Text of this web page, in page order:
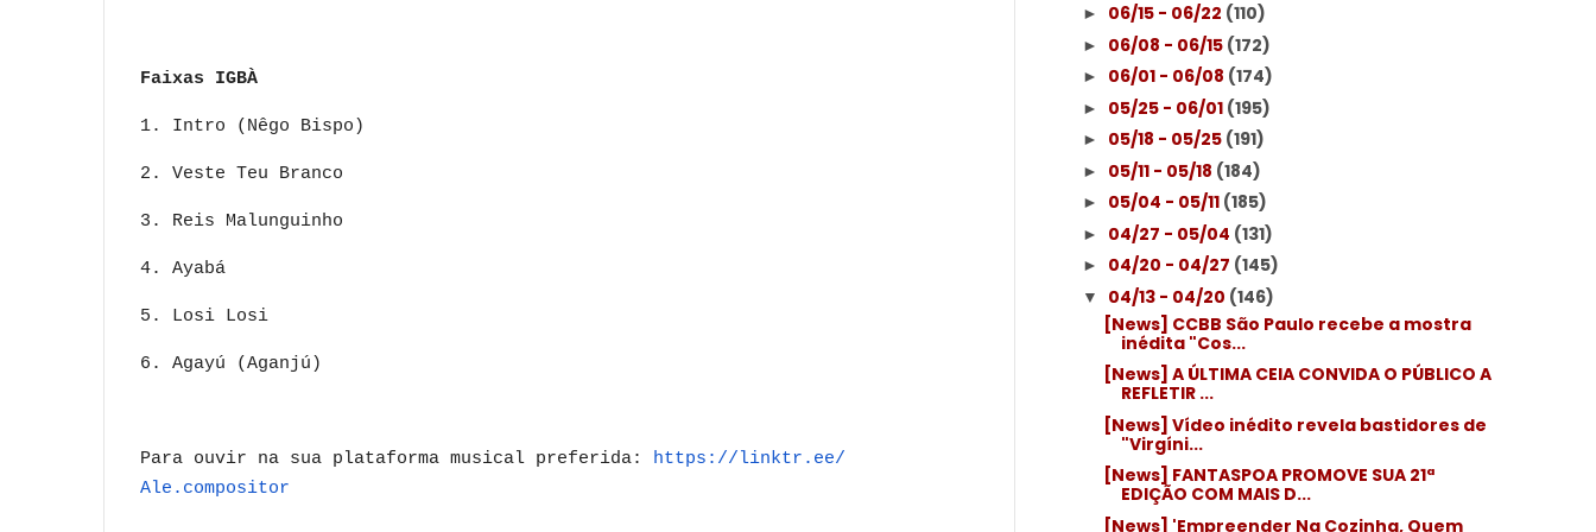
Faixas IGBÀ
1. Intro (Nêgo Bispo)
2. Veste Teu Branco
3. Reis Malunguinho
4. Ayabá
5. Losi Losi
6. Agayú (Aganjú)
Para ouvir na sua plataforma musical preferida: https://linktr.ee/
Ale.compositor
► 06/15 - 06/22 (110)
► 06/08 - 06/15 (172)
► 06/01 - 06/08 (174)
► 05/25 - 06/01 (195)
► 05/18 - 05/25 (191)
► 05/11 - 05/18 (184)
► 05/04 - 05/11 (185)
► 04/27 - 05/04 (131)
► 04/20 - 04/27 (145)
▼ 04/13 - 04/20 (146)
[News] CCBB São Paulo recebe a mostra
inédita "Cos...
[News] A ÚLTIMA CEIA CONVIDA O PÚBLICO A
REFLETIR ...
[News] Vídeo inédito revela bastidores de
"Virgíni...
[News] FANTASPOA PROMOVE SUA 21ª
EDIÇÃO COM MAIS D...
[News] 'Empreender Na Cozinha, Quem